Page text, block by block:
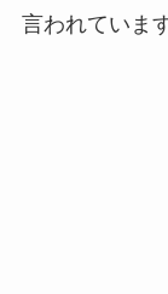
言われています